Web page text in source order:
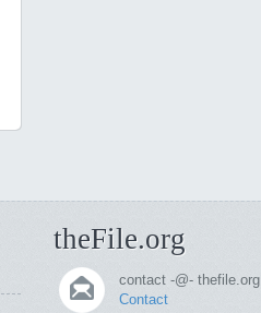
theFile.org
contact -@- thefile.org
Contact